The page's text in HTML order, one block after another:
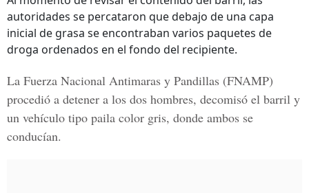
autoridades se percataron que debajo de una capa
inicial de grasa se encontraban varios paquetes de
droga ordenados en el fondo del recipiente.
La Fuerza Nacional Antimaras y Pandillas (FNAMP)
procedió a detener a los dos hombres, decomisó el barril y
un vehículo tipo paila color gris, donde ambos se
conducían.